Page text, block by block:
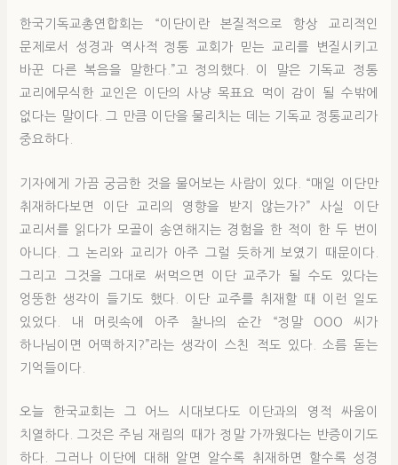
한국기독교총연합회는 “이단이란 본질적으로 항상 교리적인
문제로서 성경과 역사적 정통 교회가 믿는 교리를 변질시키고
바꾼 다른 복음을 말한다.”고 정의했다. 이 말은 기독교 정통
교리에무식한 교인은 이단의 사냥 목표요 먹이 감이 될 수밖에
없다는 말이다. 그 만큼 이단을 물리치는 데는 기독교 정통교리가
중요하다.
기자에게 가끔 궁금한 것을 물어보는 사람이 있다. “매일 이단만
취재하다보면 이단 교리의 영향을 받지 않는가?” 사실 이단
교리서를 읽다가 모골이 송연해지는 경험을 한 적이 한 두 번이
아니다. 그 논리와 교리가 아주 그럴 듯하게 보였기 때문이다.
그리고 그것을 그대로 써먹으면 이단 교주가 될 수도 있다는
엉뚱한 생각이 들기도 했다. 이단 교주를 취재할 때 이런 일도
있었다. 내 머릿속에 아주 찰나의 순간 “정말 OOO 씨가
하나님이면 어떡하지?”라는 생각이 스친 적도 있다. 소름 돋는
기억들이다.
오늘 한국교회는 그 어느 시대보다도 이단과의 영적 싸움이
치열하다. 그것은 주님 재림의 때가 정말 가까웠다는 반증이기도
하다. 그러나 이단에 대해 알면 알수록 취재하면 할수록 성경